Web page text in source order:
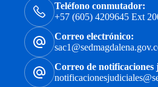
Teléfono conmutador:
+57 (605) 4209645 Ext
Correo electrónico:
Correo de notificaciones